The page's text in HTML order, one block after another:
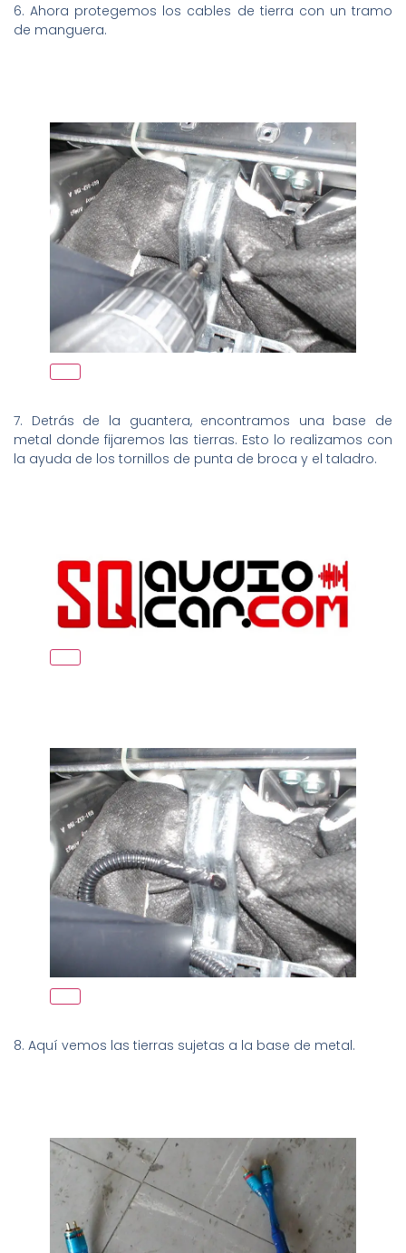
6. Ahora protegemos los cables de tierra con un tramo
de manguera.
7. Detrás de la guantera, encontramos una base de
metal donde fijaremos las tierras. Esto lo realizamos con
la ayuda de los tornillos de punta de broca y el taladro.
8. Aquí vemos las tierras sujetas a la base de metal.